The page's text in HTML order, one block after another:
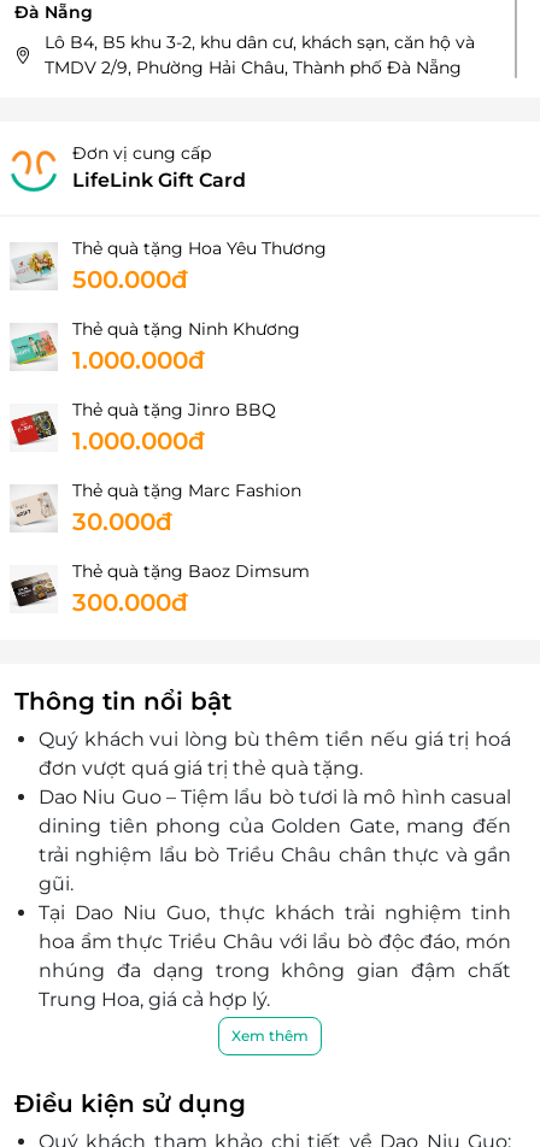
Đà Nẵng
Lô B4, B5 khu 3-2, khu dân cư, khách sạn, căn hộ và
TMDV 2/9, Phường Hải Châu, Thành phố Đà Nẵng
Tầng 2 – số 134 Nguyễn Tri Phương, P.An Đông,
Tp.Hồ Chí Minh
34 Lê Duẩn phường Sài Gòn, Thành phố Hồ Chí Minh
251 - 251A Thống Nhất Mới, Phường Vũng Tàu, Thành
phố Hồ Chí Minh
Phú Thọ
nhà số 01 thuộc dự án cao ốc Everich, Số 968 đường
3 tháng 2, P.Phú Thọ, Tp.Hồ Chí Minh
Tầng 2, số 136, đường Tôn Đức Thắng, P.Vĩnh Phúc,
Tỉnh Phú Thọ
Số 158 Lê Thánh Tông, P.Hồng Gai, Tỉnh Quảng Ninh
Đơn vị cung cấp
LifeLink Gift Card
Thẻ quà tặng Hoa Yêu Thương
500.000đ
Thẻ quà tặng Ninh Khương
1.000.000đ
Thẻ quà tặng Jinro BBQ
1.000.000đ
Thẻ quà tặng Marc Fashion
30.000đ
Thẻ quà tặng Baoz Dimsum
300.000đ
Thông tin nổi bật
Quý khách vui lòng bù thêm tiền nếu giá trị hoá
đơn vượt quá giá trị thẻ quà tặng.
Dao Niu Guo – Tiệm lẩu bò tươi là mô hình casual
dining tiên phong của Golden Gate, mang đến
trải nghiệm lẩu bò Triều Châu chân thực và gần
gũi.
Tại Dao Niu Guo, thực khách trải nghiệm tinh
hoa ẩm thực Triều Châu với lẩu bò độc đáo, món
nhúng đa dạng trong không gian đậm chất
Trung Hoa, giá cả hợp lý.
Thịt bò tươi nhập trong ngày và được thái
tay tại quầy bởi đầu bếp lành nghề.
Hơn 80 món nhúng đa dạng, linh hoạt theo
khẩu vị của từng thực khách.
Xem thêm
Điều kiện sử dụng
Quý khách tham khảo chi tiết về Dao Niu Guo: